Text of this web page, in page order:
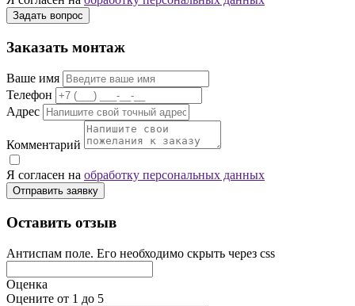
Задать вопрос
Заказать монтаж
Ваше имя
Телефон
Адрес
Комментарий
Я согласен на обработку персональных данных
Отправить заявку
Оставить отзыв
Антиспам поле. Его необходимо скрыть через css
Оценка
Оцените от 1 до 5